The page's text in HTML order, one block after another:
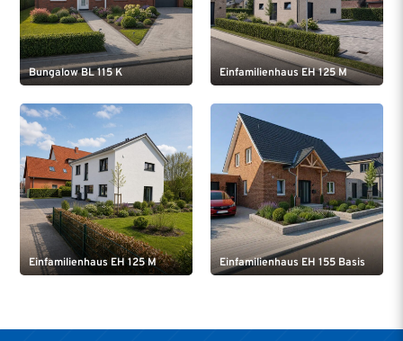
Bungalow BL 115 K Einfamilienhaus EH 125 M
Einfamilienhaus EH 125 M Einfamilienhaus EH 155 Basis